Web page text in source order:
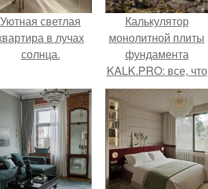
Уютная светлая
в лучах
солнца.
Калькулятор
монолитной плиты
фундамента
KALK.PRO: все, что
нужно знать о
расчете
фундамента